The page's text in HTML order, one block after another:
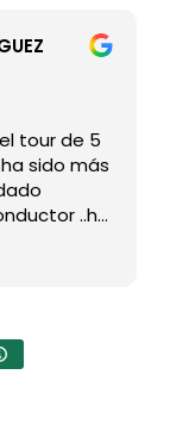
tour de 5
sido más
..ha
y
a Mila